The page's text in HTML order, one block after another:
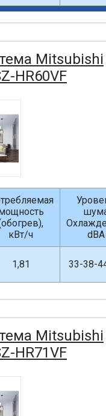
Mitsubishi
HR60VF
кВт/ч
dBA
1,81 33-38-
Mitsubishi
HR71VF